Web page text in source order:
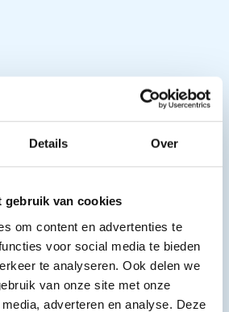
Details Over
gebruik van cookies
om content en advertenties te
voor social media te bieden
te analyseren. Ook delen we
van onze site met onze
adverteren en analyse. Deze
in deze